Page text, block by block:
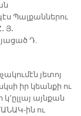
Պալքաններու
Յ․
Դ.
յետոյ
իր կեանքի ու
այնքան
ին ու